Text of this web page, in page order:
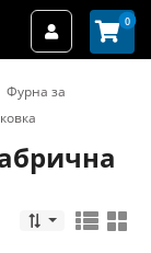
Вход / 0
Фурна за